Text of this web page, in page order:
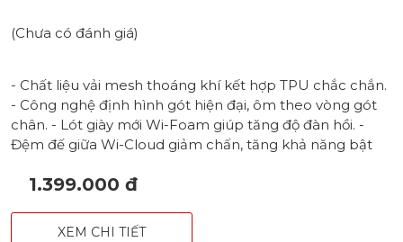
(Chưa có đánh giá)
- Chất liệu vải mesh thoáng khí kết hợp TPU chắc chắn.
- Công nghệ định hình gót hiện đại, ôm theo vòng gót
chân. - Lót giày mới Wi-Foam giúp tăng độ đàn hồi. -
Đệm đế giữa Wi-Cloud giảm chấn, tăng khả năng bật
bám sân, hỗ trợ slide. - Thanh định hình đế TPU hạn chế
1.399.000 đ
XEM CHI TIẾT